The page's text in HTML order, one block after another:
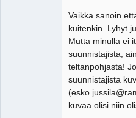
Vaikka sanoin
kuitenkin. Lyhyt
Mutta minulla ei
suunnistajista,
teltanpohjasta!
suunnistajista
kuvaa olisi niin